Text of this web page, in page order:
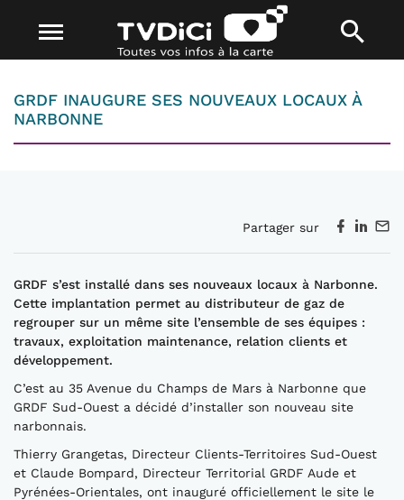
GRDF INAUGURE SES NOUVEAUX LOCAUX À
NARBONNE
Partager sur
GRDF s’est installé dans ses nouveaux locaux à Narbonne.
Cette implantation permet au distributeur de gaz de
regrouper sur un même site l’ensemble de ses équipes :
travaux, exploitation maintenance, relation clients et
développement.
C’est au 35 Avenue du Champs de Mars à Narbonne que
GRDF Sud-Ouest a décidé d’installer son nouveau site
narbonnais.
Thierry Grangetas, Directeur Clients-Territoires Sud-Ouest
et Claude Bompard, Directeur Territorial GRDF Aude et
Pyrénées-Orientales, ont inauguré officiellement le site le